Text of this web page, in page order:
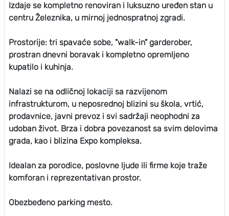
Izdaje se kompletno renoviran i luksuzno uređen stan u
centru Železnika, u mirnoj jednospratnoj zgradi.
Prostorije: tri spavaće sobe, "walk-in" garderober,
prostran dnevni boravak i kompletno opremljeno
kupatilo i kuhinja.
Nalazi se na odličnoj lokaciji sa razvijenom
infrastrukturom, u neposrednoj blizini su škola, vrtić,
prodavnice, javni prevoz i svi sadržaji neophodni za
udoban život. Brza i dobra povezanost sa svim delovima
grada, kao i blizina Expo kompleksa.
Idealan za porodice, poslovne ljude ili firme koje traže
komforan i reprezentativan prostor.
Obezbeđeno parking mesto.